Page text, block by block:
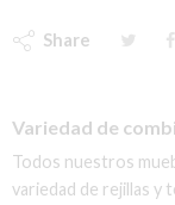
Share
Variedad de
Todos nuestros
variedad de rejillas y